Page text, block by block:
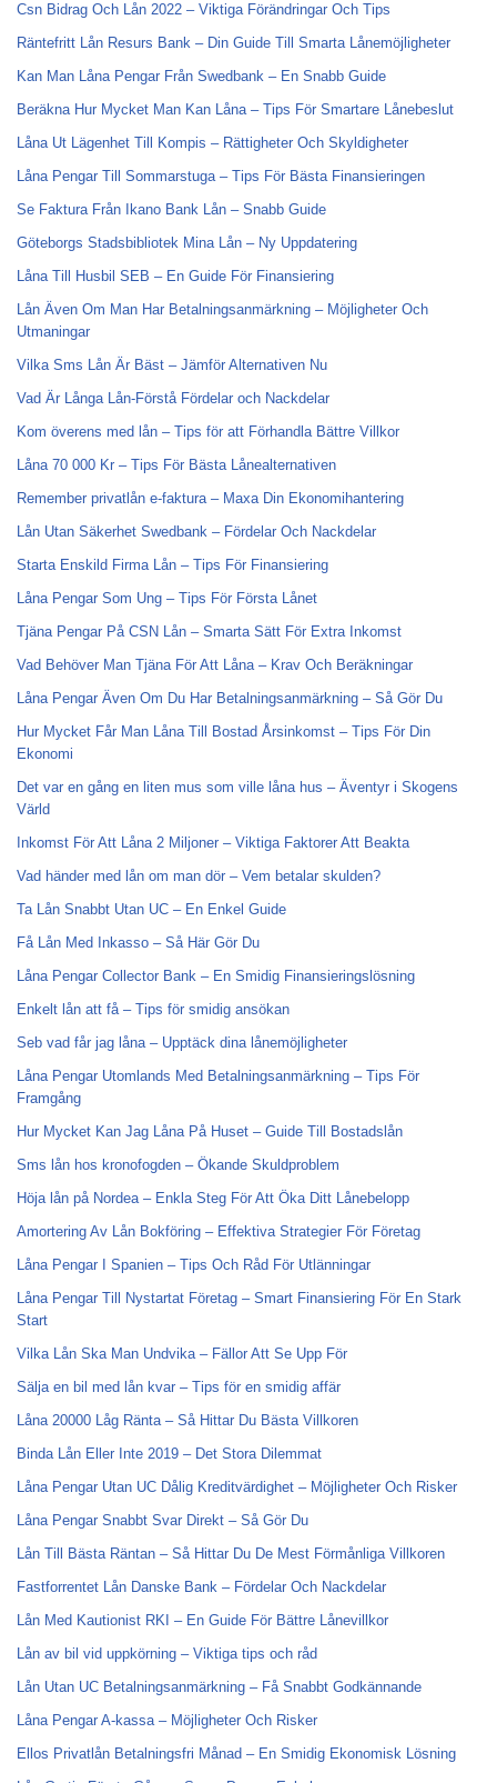
Csn Bidrag Och Lån 2022 – Viktiga Förändringar Och Tips
Räntefritt Lån Resurs Bank – Din Guide Till Smarta Lånemöjligheter
Kan Man Låna Pengar Från Swedbank – En Snabb Guide
Beräkna Hur Mycket Man Kan Låna – Tips För Smartare Lånebeslut
Låna Ut Lägenhet Till Kompis – Rättigheter Och Skyldigheter
Låna Pengar Till Sommarstuga – Tips För Bästa Finansieringen
Se Faktura Från Ikano Bank Lån – Snabb Guide
Göteborgs Stadsbibliotek Mina Lån – Ny Uppdatering
Låna Till Husbil SEB – En Guide För Finansiering
Lån Även Om Man Har Betalningsanmärkning – Möjligheter Och
Utmaningar
Vilka Sms Lån Är Bäst – Jämför Alternativen Nu
Vad Är Långa Lån-Förstå Fördelar och Nackdelar
Kom överens med lån – Tips för att Förhandla Bättre Villkor
Låna 70 000 Kr – Tips För Bästa Lånealternativen
Remember privatlån e-faktura – Maxa Din Ekonomihantering
Lån Utan Säkerhet Swedbank – Fördelar Och Nackdelar
Starta Enskild Firma Lån – Tips För Finansiering
Låna Pengar Som Ung – Tips För Första Lånet
Tjäna Pengar På CSN Lån – Smarta Sätt För Extra Inkomst
Vad Behöver Man Tjäna För Att Låna – Krav Och Beräkningar
Låna Pengar Även Om Du Har Betalningsanmärkning – Så Gör Du
Hur Mycket Får Man Låna Till Bostad Årsinkomst – Tips För Din
Ekonomi
Det var en gång en liten mus som ville låna hus – Äventyr i Skogens
Värld
Inkomst För Att Låna 2 Miljoner – Viktiga Faktorer Att Beakta
Vad händer med lån om man dör – Vem betalar skulden?
Ta Lån Snabbt Utan UC – En Enkel Guide
Få Lån Med Inkasso – Så Här Gör Du
Låna Pengar Collector Bank – En Smidig Finansieringslösning
Enkelt lån att få – Tips för smidig ansökan
Seb vad får jag låna – Upptäck dina lånemöjligheter
Låna Pengar Utomlands Med Betalningsanmärkning – Tips För
Framgång
Hur Mycket Kan Jag Låna På Huset – Guide Till Bostadslån
Sms lån hos kronofogden – Ökande Skuldproblem
Höja lån på Nordea – Enkla Steg För Att Öka Ditt Lånebelopp
Amortering Av Lån Bokföring – Effektiva Strategier För Företag
Låna Pengar I Spanien – Tips Och Råd För Utlänningar
Låna Pengar Till Nystartat Företag – Smart Finansiering För En Stark
Start
Vilka Lån Ska Man Undvika – Fällor Att Se Upp För
Sälja en bil med lån kvar – Tips för en smidig affär
Låna 20000 Låg Ränta – Så Hittar Du Bästa Villkoren
Binda Lån Eller Inte 2019 – Det Stora Dilemmat
Låna Pengar Utan UC Dålig Kreditvärdighet – Möjligheter Och Risker
Låna Pengar Snabbt Svar Direkt – Så Gör Du
Lån Till Bästa Räntan – Så Hittar Du De Mest Förmånliga Villkoren
Fastforrentet Lån Danske Bank – Fördelar Och Nackdelar
Lån Med Kautionist RKI – En Guide För Bättre Lånevillkor
Lån av bil vid uppkörning – Viktiga tips och råd
Lån Utan UC Betalningsanmärkning – Få Snabbt Godkännande
Låna Pengar A-kassa – Möjligheter Och Risker
Ellos Privatlån Betalningsfri Månad – En Smidig Ekonomisk Lösning